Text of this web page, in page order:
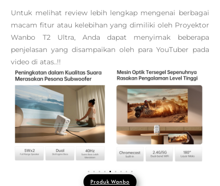
Untuk melihat review lebih lengkap mengenai berbagai
macam fitur atau kelebihan yang dimiliki oleh Proyektor
Wanbo T2 Ultra, Anda dapat menyimak beberapa
penjelasan yang disampaikan oleh para YouTuber pada
video di atas..!!
Produk Wanbo